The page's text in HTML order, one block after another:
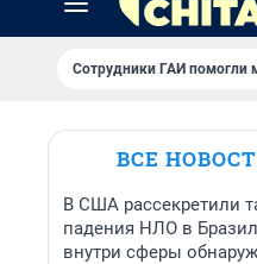
Сотрудники ГАИ помогли
ВСЕ
В США рассекретили
падения НЛО в
внутри сферы